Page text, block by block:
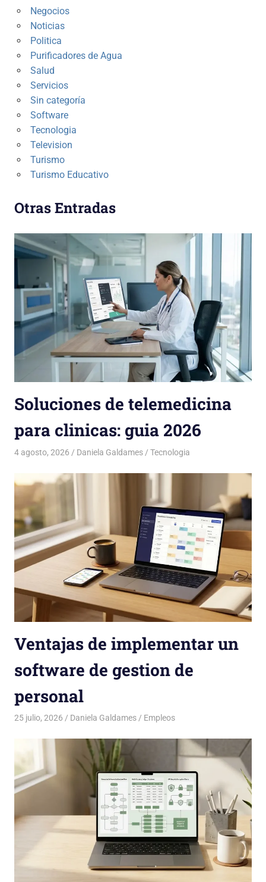
Negocios
Noticias
Politica
Purificadores de Agua
Salud
Servicios
Sin categoría
Software
Tecnologia
Television
Turismo
Turismo Educativo
Otras Entradas
Soluciones de telemedicina
para clinicas: guia 2026
4 agosto, 2026 Daniela Galdames Tecnologia
Ventajas de implementar un
software de gestion de
personal
25 julio, 2026 Daniela Galdames Empleos